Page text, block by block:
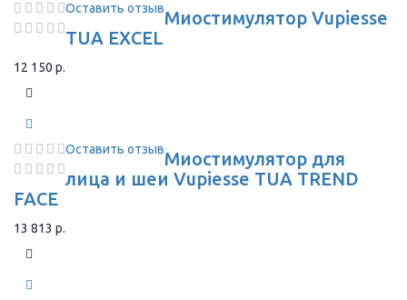
Оставить отзывМиостимулятор Vupiesse
TUA EXCEL
12 150 р.
Оставить отзывМиостимулятор для
лица и шеи Vupiesse TUA TREND
FACE
13 813 р.